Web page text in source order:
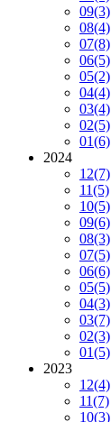
09(3)
08(4)
07(8)
06(5)
05(2)
04(4)
03(4)
02(5)
01(6)
2024
12(7)
11(5)
10(5)
09(6)
08(3)
07(5)
06(6)
05(5)
04(3)
03(7)
02(3)
01(5)
2023
12(4)
11(7)
10(3)